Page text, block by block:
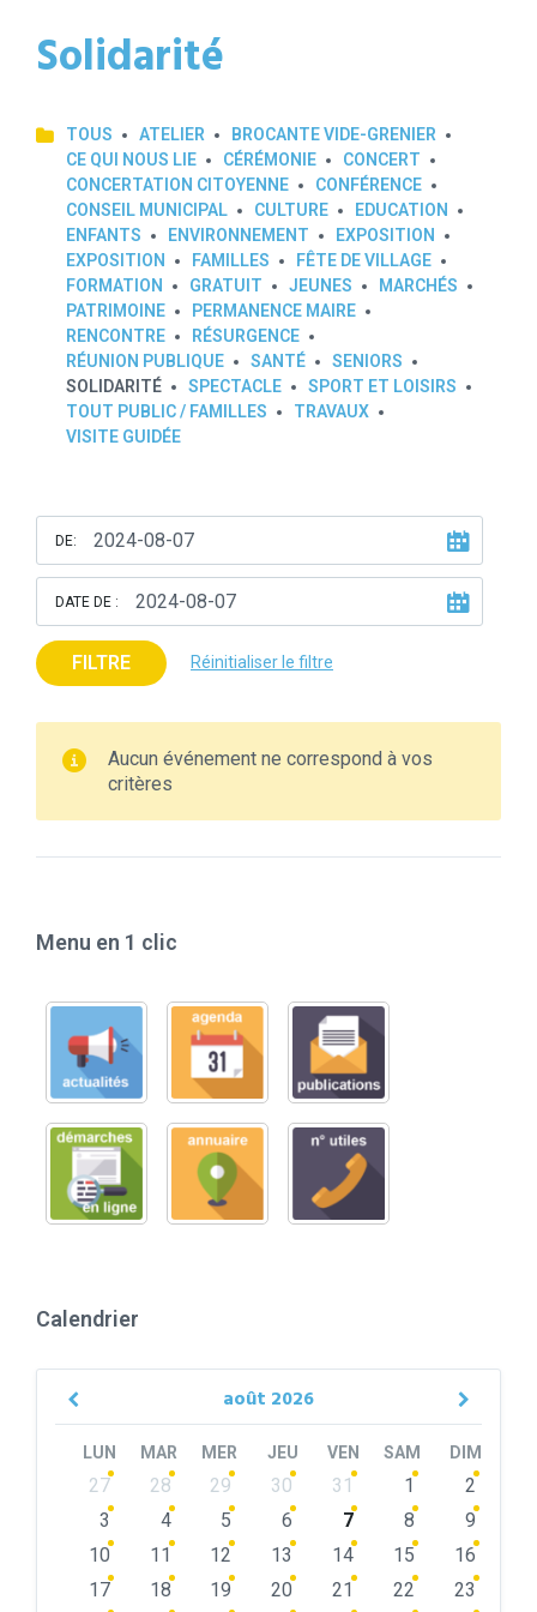
Solidarité
TOUS ATELIER
BROCANTE VIDE-GRENIER
CE QUI NOUS LIE
CÉRÉMONIE
CONCERT
CONCERTATION CITOYENNE
CONFÉRENCE
CONSEIL MUNICIPAL
CULTURE
EDUCATION
ENFANTS
ENVIRONNEMENT
EXPOSITION
EXPOSITION
FAMILLES
FÊTE DE VILLAGE
FORMATION
GRATUIT JEUNES
MARCHÉS
PATRIMOINE
PERMANENCE MAIRE
RENCONTRE
RÉSURGENCE
RÉUNION PUBLIQUE
SANTÉ
SENIORS
SOLIDARITÉ
SPECTACLE
SPORT ET LOISIRS
TOUT PUBLIC / FAMILLES
TRAVAUX
VISITE GUIDÉE
DE:
DATE DE :
FILTRE Réinitialiser le filtre
Aucun événement ne correspond à vos
critères
Menu en 1 clic
Calendrier
août 2026
Previous
LUN MAR MER JEU VEN SAM DIM
Skip
calendar
27 28 29 30 31 1
2
3
4 5 6 7 8
9
10
11 12 13 14 15
16
17
18 19 20 21 22
23